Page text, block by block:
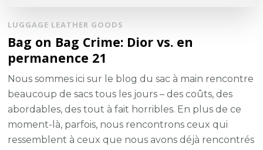
LUGGAGE LEATHER GOODS
Bag on Bag Crime: Dior vs. en
permanence 21
Nous sommes ici sur le blog du sac à main rencontre
beaucoup de sacs tous les jours – des coûts, des
abordables, des tout à fait horribles. En plus de ce
moment-là, parfois, nous rencontrons ceux qui
ressemblent à ceux que nous avons déjà rencontrés